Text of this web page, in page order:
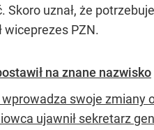
uznał, że
wiceprezes PZN.
na znane nazwisko
swoje zmiany
ujawnił sekretarz